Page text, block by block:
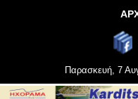
Παρασκευή, 7